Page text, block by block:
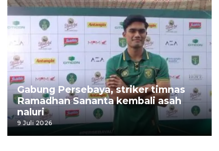
Gabung Persebaya, striker timnas
Ramadhan Sananta kembali asah
naluri
9 Juli 2026